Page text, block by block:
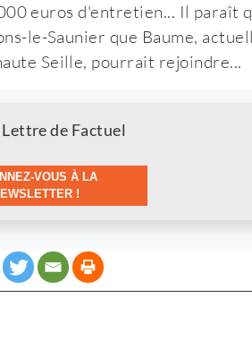
euros d'entretien... Il paraît
le-Saunier que Baume,
Seille, pourrait rejoindre...
Lettre de Factuel
VOUS À LA
!